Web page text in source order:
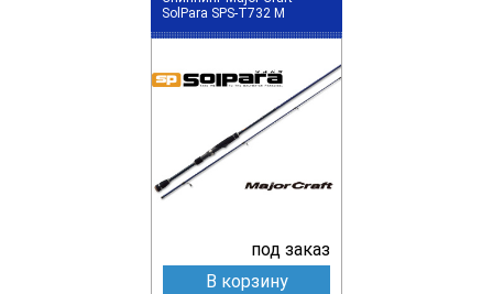
SolPara SPS-T732 M
под заказ
В корзину